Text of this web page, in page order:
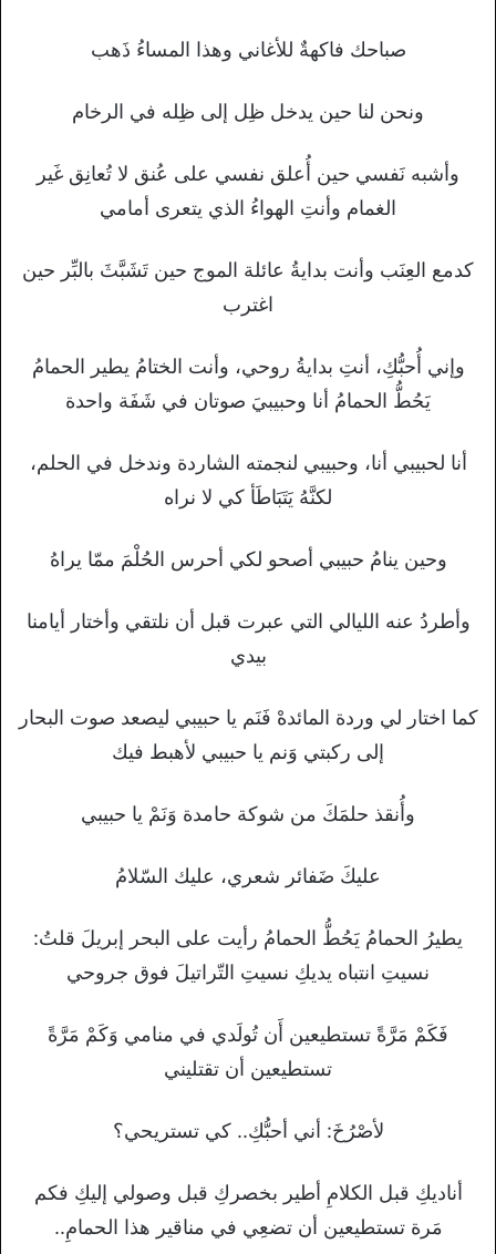
صباحك فاكهةٌ للأغاني وهذا المساءُ ذَهب
ونحن لنا حين يدخل ظِل إلى ظِله في الرخام
وأشبه نَفسي حين أُعلق نفسي على عُنق لا تُعانِق غَير
الغمام وأنتِ الهواءُ الذي يتعرى أمامي
كدمع العِنَب وأنت بدايةُ عائلة الموج حين تَشَبَّثَ بالبِّر حين
اغترب
وإني أُحبُّكِ، أنتِ بدايةُ روحي، وأنت الختامُ يطير الحمامُ
يَحُطُّ الحمامُ أنا وحبيبيَ صوتان في شَفَة واحدة
أنا لحبيبي أنا، وحبيبي لنجمته الشاردة وندخل في الحلم،
لكنَّهُ يَتَبَاطَأ كي لا نراه
وحين ينامُ حبيبي أصحو لكي أحرس الحُلْمَ ممّا يراهُ
وأطردُ عنه الليالي التي عبرت قبل أن نلتقي وأختار أيامنا
بيدي
كما اختار لي وردة المائدهْ فَنَم يا حبيبي ليصعد صوت البحار
إلى ركبتي وَنم يا حبيبي لأهبط فيك
وأُنقذ حلمَكَ من شوكة حامدة وَنَمْ يا حبيبي
عليكَ ضَفائر شعري، عليك السّلامُ
يطيرُ الحمامُ يَحُطُّ الحمامُ رأيت على البحر إبريلَ قلتُ:
نسيتِ انتباه يديكِ نسيتِ التّراتيلَ فوق جروحي
فَكَمْ مَرَّةً تستطيعين أَن تُولَدي في منامي وَكَمْ مَرَّةً
تستطيعين أن تقتليني
لأصْرُخَ: أني أحبُّكِ.. كي تستريحي؟
أناديكِ قبل الكلامِ أطير بخصركِ قبل وصولي إليكِ فكم
مَرة تستطيعين أن تضعِي في مناقير هذا الحمامِ..